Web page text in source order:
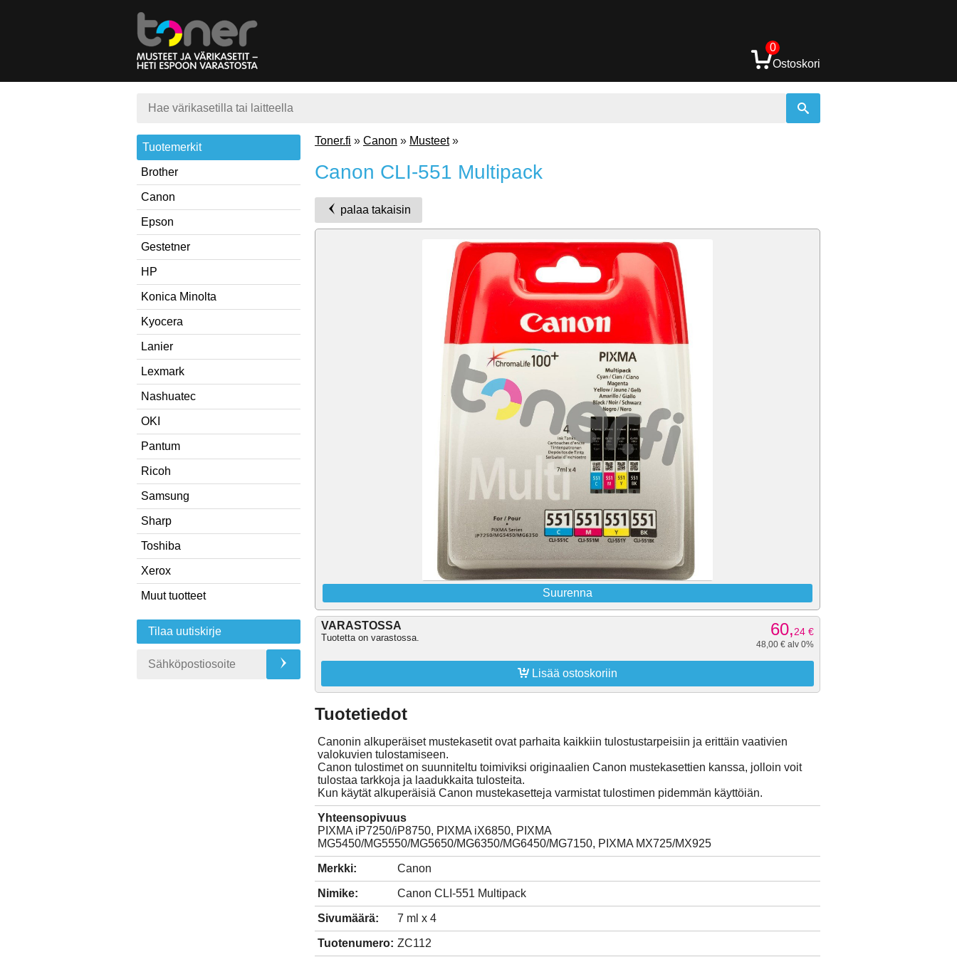
0
Ostoskori
Tuotemerkit
Brother
Canon
Epson
Gestetner
HP
Konica Minolta
Kyocera
Lanier
Lexmark
Nashuatec
OKI
Pantum
Ricoh
Samsung
Sharp
Toshiba
Xerox
Muut tuotteet
Tilaa uutiskirje
Toner.fi » Canon » Musteet»
Canon CLI-551 Multipack
palaa takaisin
Suurenna
VARASTOSSA
Tuotetta on varastossa. 60,24 €
48,00 € alv 0%
 Lisää ostoskoriin
Tuotetiedot
Canonin alkuperäiset mustekasetit ovat parhaita kaikkiin tulostustarpeisiin ja erittäin vaativien
valokuvien tulostamiseen.
Canon tulostimet on suunniteltu toimiviksi originaalien Canon mustekasettien kanssa, jolloin voit
tulostaa tarkkoja ja laadukkaita tulosteita.
Kun käytät alkuperäisiä Canon mustekasetteja varmistat tulostimen pidemmän käyttöiän.
Yhteensopivuus
PIXMA iP7250/iP8750, PIXMA iX6850, PIXMA
MG5450/MG5550/MG5650/MG6350/MG6450/MG7150, PIXMA MX725/MX925
Merkki: Canon
Nimike: Canon CLI-551 Multipack
Sivumäärä: 7 ml x 4
Tuotenumero: ZC112